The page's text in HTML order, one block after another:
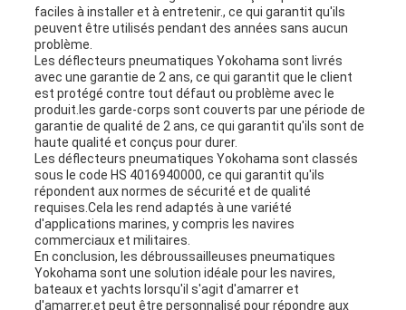
faciles à installer et à entretenir., ce qui garantit qu'ils
peuvent être utilisés pendant des années sans aucun
problème.
Les déflecteurs pneumatiques Yokohama sont livrés
avec une garantie de 2 ans, ce qui garantit que le client
est protégé contre tout défaut ou problème avec le
produit.les garde-corps sont couverts par une période de
garantie de qualité de 2 ans, ce qui garantit qu'ils sont de
haute qualité et conçus pour durer.
Les déflecteurs pneumatiques Yokohama sont classés
sous le code HS 4016940000, ce qui garantit qu'ils
répondent aux normes de sécurité et de qualité
requises.Cela les rend adaptés à une variété
d'applications marines, y compris les navires
commerciaux et militaires.
En conclusion, les débroussailleuses pneumatiques
Yokohama sont une solution idéale pour les navires,
bateaux et yachts lorsqu'il s'agit d'amarrer et
d'amarrer.et peut être personnalisé pour répondre aux